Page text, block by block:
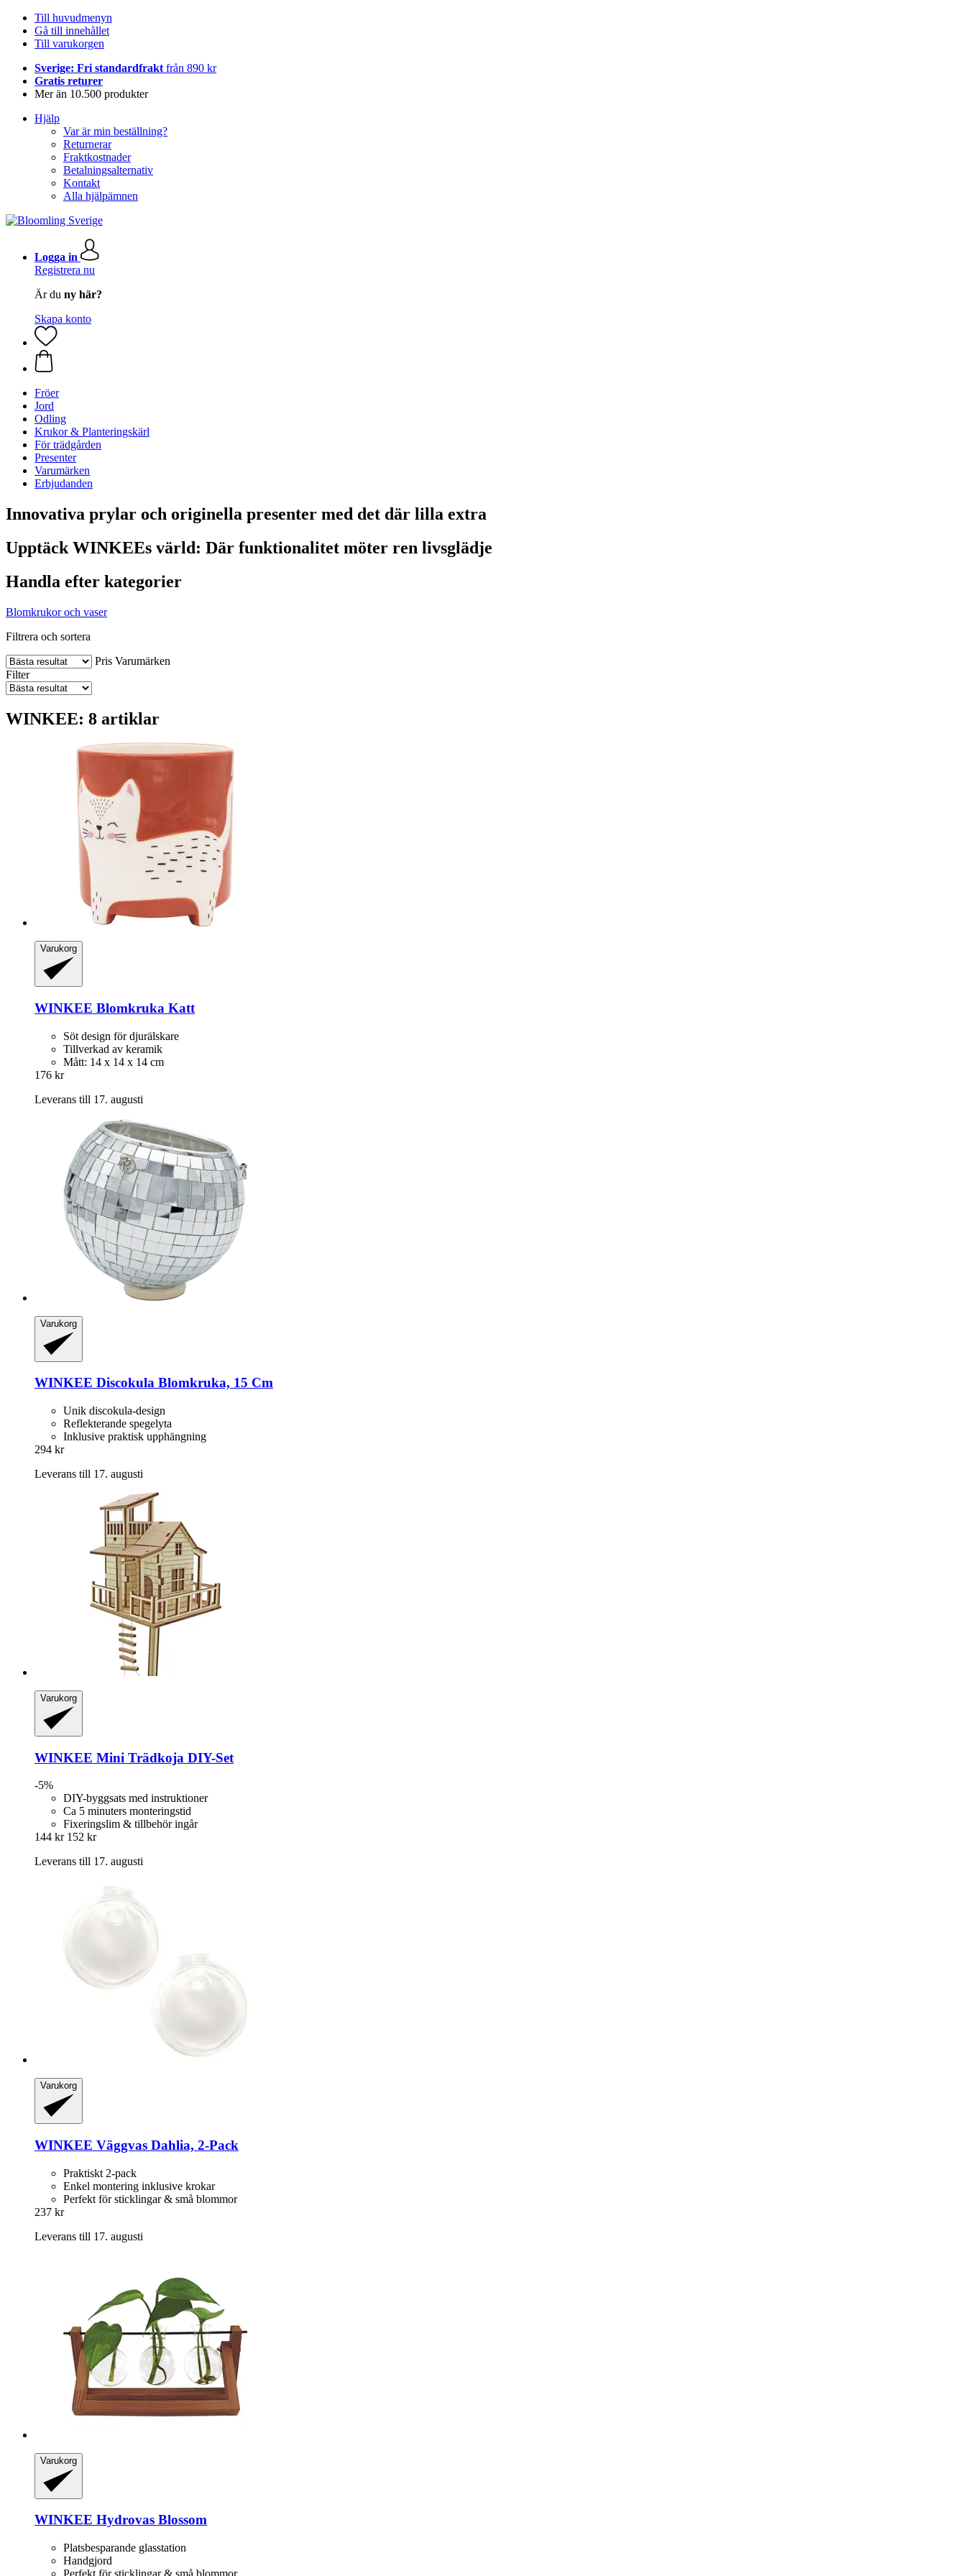
Till huvudmenyn
Gå till innehållet
Till varukorgen
Sverige: Fri standardfrakt från 890 kr
Gratis returer
Mer än 10.500 produkter
Hjälp
Var är min beställning?
Returnerar
Fraktkostnader
Betalningsalternativ
Kontakt
Alla hjälpämnen
Logga in
Registrera nu
Är du ny här?
Skapa konto
Fröer
Jord
Odling
Krukor & Planteringskärl
För trädgården
Presenter
Varumärken
Erbjudanden
Innovativa prylar och originella presenter med det där lilla extra
Upptäck WINKEEs värld: Där funktionalitet möter ren livsglädje
Handla efter kategorier
Blomkrukor och vaser
Filtrera och sortera
Pris Varumärken
Filter
WINKEE: 8 artiklar
Varukorg
WINKEE Blomkruka Katt
Söt design för djurälskare
Tillverkad av keramik
Mått: 14 x 14 x 14 cm
176 kr
Leverans till 17. augusti
Varukorg
WINKEE Discokula Blomkruka, 15 Cm
Unik discokula-design
Reflekterande spegelyta
Inklusive praktisk upphängning
294 kr
Leverans till 17. augusti
Varukorg
WINKEE Mini Trädkoja DIY-​Set
-5%
DIY-byggsats med instruktioner
Ca 5 minuters monteringstid
Fixeringslim & tillbehör ingår
144 kr 152 kr
Leverans till 17. augusti
Varukorg
WINKEE Väggvas Dahlia, 2-​Pack
Praktiskt 2-pack
Enkel montering inklusive krokar
Perfekt för sticklingar & små blommor
237 kr
Leverans till 17. augusti
Varukorg
WINKEE Hydrovas Blossom
Platsbesparande glasstation
Handgjord
Perfekt för sticklingar & små blommor